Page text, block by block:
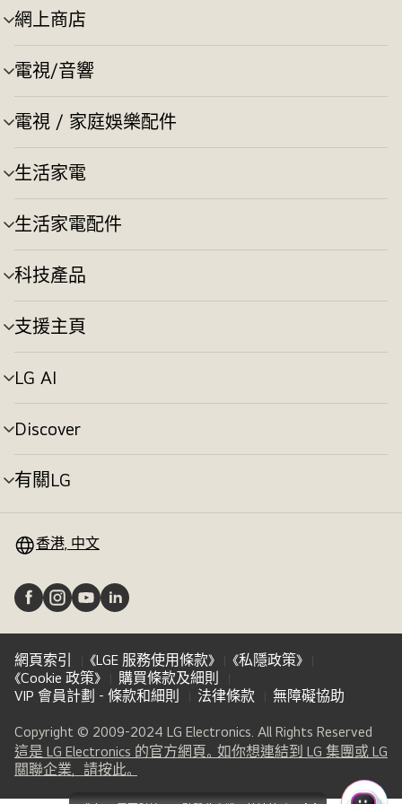
網上商店
選
單
切
換
電視/音響
選
單
切
換
電視 / 家庭娛樂配件
選
單
切
換
生活家電
選
單
切
換
生活家電配件
選
單
切
換
科技產品
選
單
切
換
支援主頁
選
單
切
換
LG AI
選
單
切
換
Discover
選
單
切
換
有關LG
選
換 香港, 中文
網頁索引 《LGE 服務使用條款》
《私隱政策》
《Cookie 政策》
購買條款及細則
VIP 會員計劃 - 條款和細則
法律條款 無障礙協助
Copyright © 2009-2024 LG Electronics. All Rights Reserved
這是 LG Electronics 的官方網頁。如你想連結到 LG 集團或 LG
關聯企業，請按此。